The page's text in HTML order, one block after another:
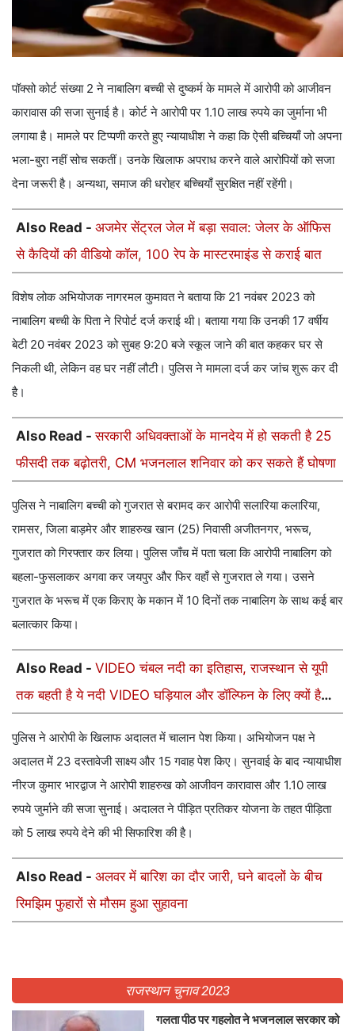
पॉक्सो कोर्ट संख्या 2 ने नाबालिग बच्ची से दुष्कर्म के मामले में आरोपी को आजीवन
कारावास की सजा सुनाई है। कोर्ट ने आरोपी पर 1.10 लाख रुपये का जुर्माना भी
लगाया है। मामले पर टिप्पणी करते हुए न्यायाधीश ने कहा कि ऐसी बच्चियाँ जो अपना
भला-बुरा नहीं सोच सकतीं। उनके खिलाफ अपराध करने वाले आरोपियों को सजा
देना जरूरी है। अन्यथा, समाज की धरोहर बच्चियाँ सुरक्षित नहीं रहेंगी।
Also Read - अजमेर सेंट्रल जेल में बड़ा सवाल: जेलर के ऑफिस
से कैदियों की वीडियो कॉल, 100 रेप के मास्टरमाइंड से कराई बात
विशेष लोक अभियोजक नागरमल कुमावत ने बताया कि 21 नवंबर 2023 को
नाबालिग बच्ची के पिता ने रिपोर्ट दर्ज कराई थी। बताया गया कि उनकी 17 वर्षीय
बेटी 20 नवंबर 2023 को सुबह 9:20 बजे स्कूल जाने की बात कहकर घर से
निकली थी, लेकिन वह घर नहीं लौटी। पुलिस ने मामला दर्ज कर जांच शुरू कर दी
है।
Also Read -सरकारी अधिवक्ताओं के मानदेय में हो सकती है 25
फीसदी तक बढ़ोतरी, CM भजनलाल शनिवार को कर सकते हैं घोषणा
पुलिस ने नाबालिग बच्ची को गुजरात से बरामद कर आरोपी सलारिया कलारिया,
रामसर, जिला बाड़मेर और शाहरुख खान (25) निवासी अजीतनगर, भरूच,
गुजरात को गिरफ्तार कर लिया। पुलिस जाँच में पता चला कि आरोपी नाबालिग को
बहला-फुसलाकर अगवा कर जयपुर और फिर वहाँ से गुजरात ले गया। उसने
गुजरात के भरूच में एक किराए के मकान में 10 दिनों तक नाबालिग के साथ कई बार
बलात्कार किया।
Also Read - VIDEO चंबल नदी का इतिहास, राजस्थान से यूपी
तक बहती है ये नदी VIDEO घड़ियाल और डॉल्फिन के लिए क्यों है
पुलिस ने आरोपी के खिलाफ अदालत में चालान पेश किया। अभियोजन पक्ष ने
अदालत में 23 दस्तावेजी साक्ष्य और 15 गवाह पेश किए। सुनवाई के बाद न्यायाधीश
नीरज कुमार भारद्वाज ने आरोपी शाहरुख को आजीवन कारावास और 1.10 लाख
रुपये जुर्माने की सजा सुनाई। अदालत ने पीड़ित प्रतिकर योजना के तहत पीड़िता
को 5 लाख रुपये देने की भी सिफारिश की है।
Also Read - अलवर में बारिश का दौर जारी, घने बादलों के बीच
रिमझिम फुहारों से मौसम हुआ सुहावना
राजस्थान चुनाव 2023
गलता पीठ पर गहलोत ने भजनलाल सरकार को